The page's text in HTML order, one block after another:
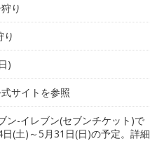
り
り
)
サイトを参照
ン-イレブン(セブンチケット)で
(土)～5月31日(日)の予定。詳細